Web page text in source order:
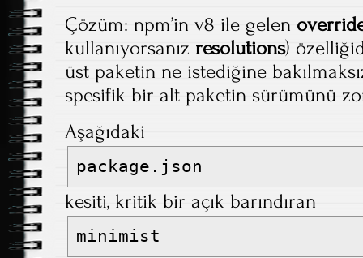
Çözüm: npm’in v8 ile gelen
kullanıyorsanız resolutions)
üst paketin ne istediğine
spesifik bir alt paketin sürümünü
Aşağıdaki
package.json
kesiti, kritik bir açık barındıran
minimist